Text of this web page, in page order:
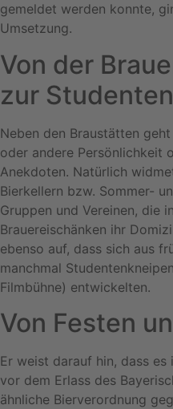
gemeldet werden konnte,
Umsetzung.
Von der
zur
Neben den Braustätten
oder andere Persönlichkeit
Anekdoten. Natürlich
Bierkellern bzw. Sommer-
Gruppen und Vereinen, die
Brauereischänken ihr
ebenso auf, dass sich aus
manchmal
Filmbühne) entwickelten.
Von Festen
Er weist darauf hin, dass
vor dem Erlass des
ähnliche Bierverordnung